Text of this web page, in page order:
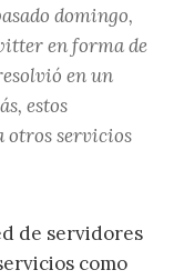
domingo,
en forma de
en un
estos
otros servicios
de servidores
como